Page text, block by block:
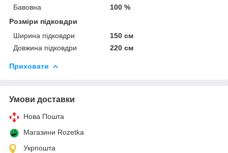
Бавовна
100 %
Розміри підковдри
Ширина підковдри
150 см
Довжина підковдри
220 см
Приховати
Умови доставки
Нова Пошта
Магазини Rozetka
Укрпошта